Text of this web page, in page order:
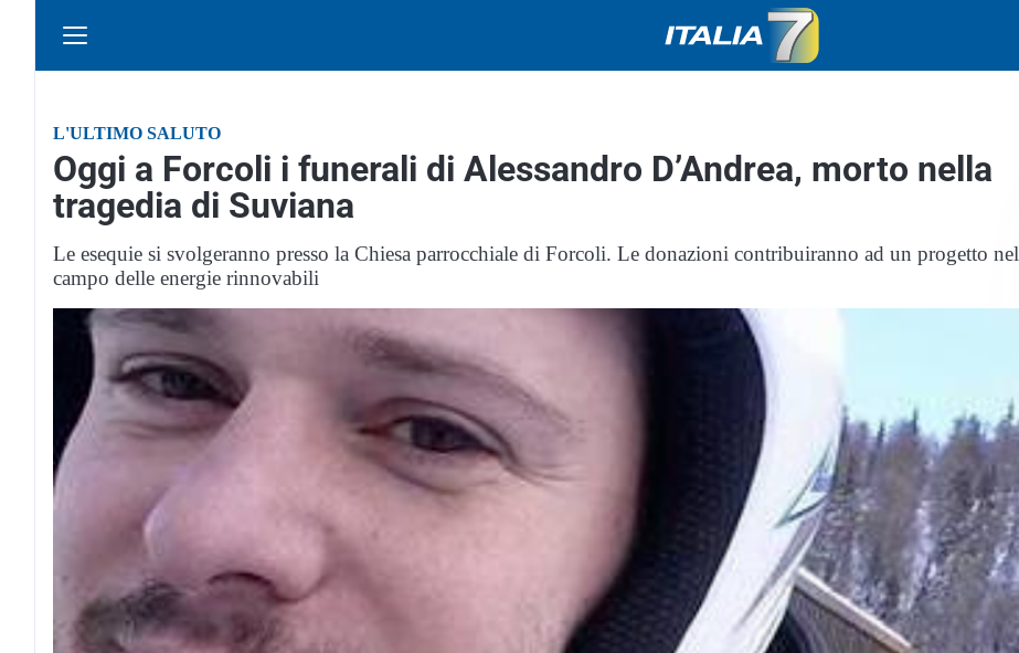
L'ULTIMO SALUTO
Oggi a Forcoli i funerali di Alessandro D’Andrea, morto nella
tragedia di Suviana
Le esequie si svolgeranno presso la Chiesa parrocchiale di Forcoli. Le donazioni contribuiranno ad un progetto nel
campo delle energie rinnovabili